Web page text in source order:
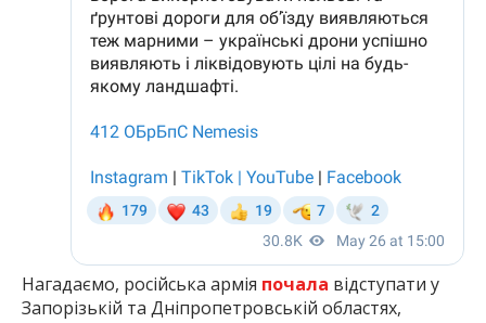
Нагадаємо, російська армія почала відступати у
Запорізькій та Дніпропетровській областях,